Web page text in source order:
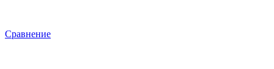
Сравнение